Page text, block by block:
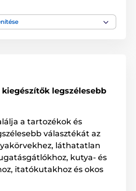
legszélesebb
a tartozékok és
választékát az
láthatatlan
kutya- és
itatókutakhoz és okos